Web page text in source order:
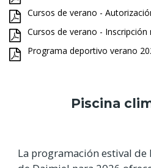
Cursos de verano -
Cursos de verano - Inscripción
Programa deportivo verano
Piscina
La programación estival de